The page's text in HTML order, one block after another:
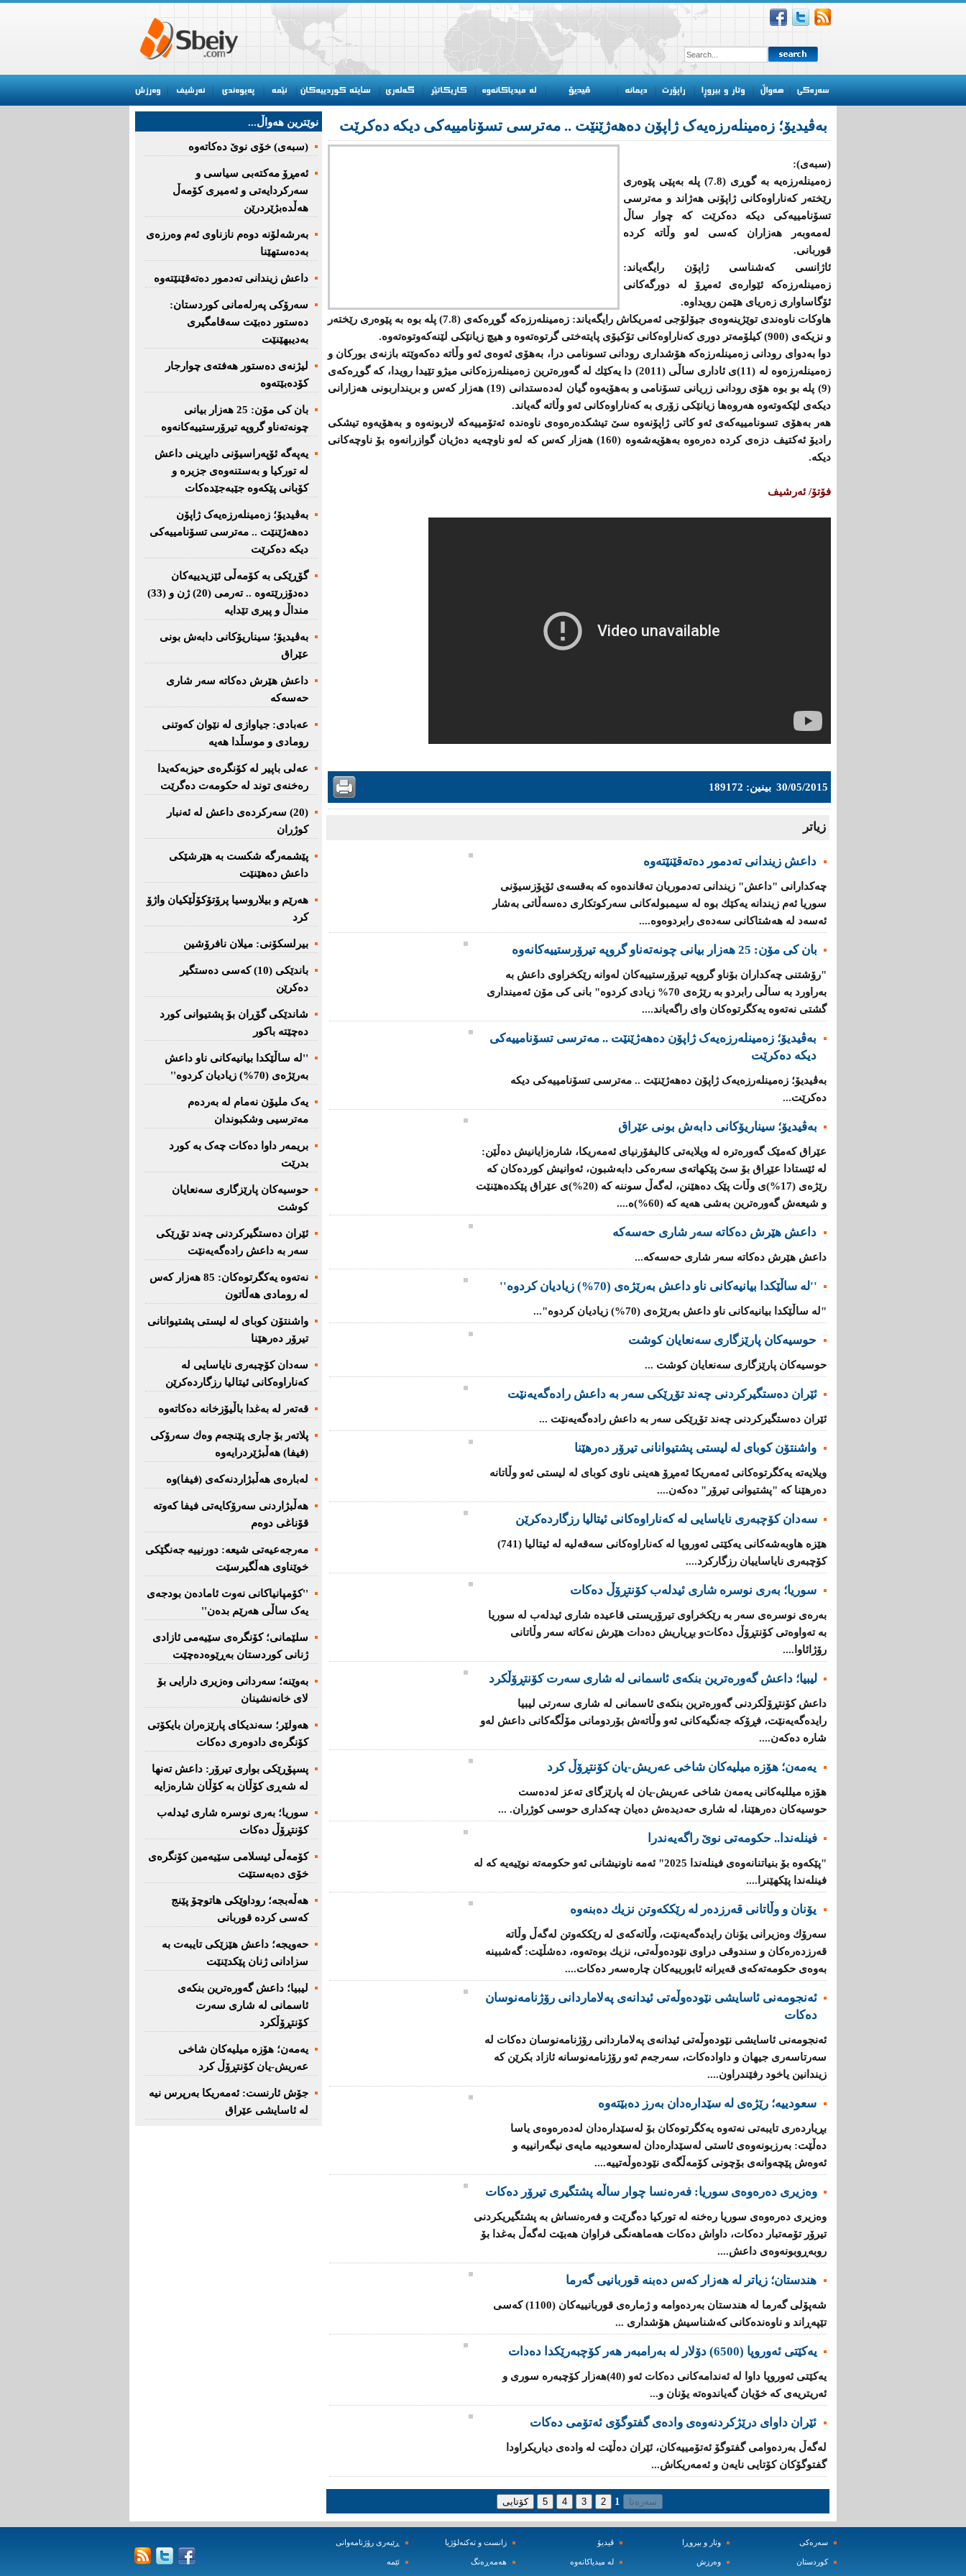
بەڤیدیۆ؛ زەمینلەرزەیەک ژاپۆن دەهەژێنێت .. مەترسی تسۆنامییەکی دیکە دەکرێت
(سبەی):
زەمینلەرزەیە بە گوڕی (7.8) پلە بەپێی پێوەری
رێختەر کەناراوەکانی ژاپۆنی هەژاند و مەترسی
تسۆنامییەکی دیکە دەکرێت کە چوار ساڵ
لەمەوبەر هەزاران کەسی لەو وڵاتە کردە
قوربانی.
ئاژانسی كه‌شناسی ژاپۆن رایگه‌یاند:
زەمینله‌رزه‌كه‌ ئێوارەی ئەمڕۆ‌ له‌ دورگه‌كانی
ئۆگاساواری زه‌ریای هێمن رویداوه.
هاوکات ناوه‌ندی توێژینه‌وه‌ی جیۆلۆجی ئه‌مریكاش رایگه‌یاند: زەمینله‌رزه‌كه‌ گوڕه‌كه‌ی (7.8) پله‌ بوه‌ به‌ پێوه‌ری رێخته‌ر
و نزیكه‌ی (900) كیلۆمەتر دوری كه‌ناراوه‌كانی تۆكیۆی پایته‌ختی گرتوەته‌وه و هیچ زیانێکی لێنەکەوتوەتەوە.
دوا به‌دوای رودانی زەمینله‌رزه‌كه‌ هۆشداری رودانی تسونامی درا، بەهۆی ئەوەی ئەو وڵاتە‌ ده‌كه‌وێته‌ بازنه‌ی بوركان و
زەمینله‌رزه‌وه‌ له‌ (11)ی ئاداری ساڵی (2011) دا یه‌كێك له‌ گه‌وره‌ترین زەمینله‌رزه‌كانی میژو تێیدا رویدا، كه‌ گوڕه‌كه‌ی
(9) پله‌ بو بوه‌ هۆی رودانی زریانی تسۆنامی و بەهۆیەوە گیان له‌ده‌ستدانی (19) هه‌زار كه‌س و برینداربونی هه‌زارانی
دیكه‌ی لێكه‌وته‌وه‌ هه‌روه‌ها زیانێكی زۆری به‌ كه‌ناراوه‌كانی ئه‌و وڵاته‌ گه‌یاند.
هەر بەهۆی تسونامییه‌كه‌ی ئەو کاتی ژاپۆنەوە‌ سێ تیشكده‌ره‌وه‌ی ناوه‌نده‌ ئه‌تۆمییه‌كه‌ لاربونه‌وه‌ و به‌هۆیه‌وه‌ تیشكی
رادیۆ ئه‌كتیف دزه‌ی كرده‌ ده‌ره‌وه‌ بەهۆیه‌شه‌وه‌ (160) هه‌زار كه‌س كه‌ له‌و ناوچه‌یه‌ ده‌ژیان گوازرانه‌وه‌ بۆ ناوچه‌كانی
دیكه‌.
فۆتۆ/ ئەرشیف
30/05/2015 بینین: 189172
زیاتر
داعش زیندانی تەدمور دەتەقێنێتەوە
چەكدارانی "داعش" زیندانی تەدموریان تەقاندەوە كە بەقسەی ئۆپۆزسیۆنی
سوریا ئەم زیندانە یەكێك بوە لە سیمبولەكانی سەركوتكاری دەسەڵاتی بەشار
ئەسەد لە هەشتاكانی سەدەی رابردوەوە....
بان كی مۆن: 25 هەزار بیانی چونەتەناو گروپە تیرۆرستییەكانەوە
"رۆشتنی چەكداران بۆناو گروپە تیرۆرستییەكان لەوانە رێكخراوی داعش بە
بەراورد بە ساڵی رابردو بە رێژەی 70% زیادی كردوە" بانی كی مۆن ئەمینداری
گشتی نەتەوە یەكگرتوەكان وای راگەیاند....
بەڤیدیۆ؛ زەمینلەرزەیەک ژاپۆن دەهەژێنێت .. مەترسی تسۆنامییەکی
دیکە دەکرێت
بەڤیدیۆ؛ زەمینلەرزەیەک ژاپۆن دەهەژێنێت .. مەترسی تسۆنامییەکی دیکە
دەکرێت...
بەڤیدیۆ؛ سیناریۆکانی دابەش بونی عێراق
عێراق کەمێک گەورەترە لە ویلایەتی کالیفۆرنیای ئەمەریکا، شارەزایانیش دەڵێن:
لە ئێستادا عێڕاق بۆ سێ پێکهاتەی سەرەکی دابەشبون، ئەوانیش کوردەکان کە
رێژەی (17%)ی وڵات پێک دەهێنن، لەگەڵ سوننە کە (20%)ی عێراق پێکدەهێنێت
و شیعەش گەورەترین بەشی هەیە کە (60%)ە....
داعش هێرش دەکاتە سەر شاری حەسەکە
داعش هێرش دەکاتە سەر شاری حەسەکە...
''لە ساڵێکدا بیانیه‌كانی ناو داعش بەرێژەى (70%) زیادیان کردوە''
"لە ساڵێکدا بیانیه‌كانی ناو داعش بەرێژەى (70%) زیادیان کردوە"...
حوسیەکان پارێزگارى سەنعایان کوشت
حوسیەکان پارێزگارى سەنعایان کوشت ...
ئێران دەستگیرکردنى چه‌ند تۆڕێكی‌ سه‌ر به‌ داعش رادەگەیەنێت
ئێران دەستگیرکردنى چه‌ند تۆڕێكی‌ سه‌ر به‌ داعش رادەگەیەنێت ...
واشنتۆن كوبای لە لیستی پشتیوانانی تیرۆر دەرهێنا
ویلایەتە یەكگرتوەكانی ئەمەریكا ئەمڕۆ هەینی ناوی كوبای لە لیستی ئەو وڵاتانە
دەرهێنا كە "پشتیوانی تیرۆر" دەكەن....
سەدان كۆچبەری نایاسایی لە كەناراوەكانی ئیتالیا رزگاردەكرێن
هێزە هاوبەشەكانی یەكێتی ئەوروپا لە كەناراوەكانی سەقەلیە لە ئیتالیا (741)
كۆچبەری نایاساییان رزگاركرد....
سوریا؛ بەری نوسرە شاری ئیدلەب كۆنتڕۆڵ دەكات
بەرەی نوسرەی سەر بە رێكخراوی تیرۆریستی قاعیدە شاری ئیدلەب لە سوریا
بە تەواوەتی كۆنتڕۆڵ دەكات‌و بڕیاریش دەدات هێرش نەكاتە سەر وڵاتانی
رۆژائاوا....
لیبیا؛ داعش گەورەترین بنكەی ئاسمانی لە شاری سەرت کۆنتڕۆڵکرد
داعش كۆنتڕۆڵکردنی گەورەترین بنكەی ئاسمانی لە شاری سەرتی لیبیا
رایدەگەیەنێت، فڕۆكە جەنگیەكانی ئەو وڵاتەش بۆردومانی مۆڵگەكانی داعش لەو
شارە دەكەن....
یەمەن؛ هۆزە میلیەكان شاخی عەریش-یان كۆنتڕۆڵ كرد
هۆزە میللیەكانی یەمەن شاخی عەریش-یان لە پارێزگای تەعز لەدەست
حوسیەكان دەرهێنا، لە شاری حەدیدەش دەیان چەكداری حوسی كوژران. ...
فینلەندا.. حكومەتی نوێ راگەیەندرا
"پێكەوە بۆ بنیاتنانەوەی فینلەندا 2025" ئەمە ناونیشانی ئەو حكومەتە نوێیەیە كە لە
فینلەندا پێكهێنرا....
یۆنان‌ و وڵاتانی‌ قه‌رزده‌ر له‌ رێککەوتن نزیك ده‌بنه‌وه‌
سه‌رۆك وه‌زیرانی‌ یۆنان رایده‌گه‌یه‌نێت، وڵاته‌كه‌ی‌ له‌ رێکكه‌وتن له‌گه‌ڵ وڵاته‌
قه‌رزده‌ره‌كان‌ و سندوقی‌ دراوی‌ نێوده‌وڵه‌تی، نزیك بوه‌ته‌وه‌، ده‌شڵێت: گه‌شبینه‌
به‌وه‌ی‌ حكومه‌ته‌كه‌ی‌ قه‌یرانه‌ ئابورییه‌كان چاره‌سه‌ر ده‌كات....
ئه‌نجومه‌نی ئاسایشی نێوده‌وڵه‌تی ئیدانه‌ی په‌لاماردانی رۆژنامه‌نوسان
ده‌كات
ئه‌نجومه‌نی ئاسایشی نێوده‌وڵه‌تی ئیدانه‌ی په‌لاماردانی رۆژنامه‌نوسان ده‌كات له‌
سه‌رتاسه‌ری جیهان و داواده‌كات، سه‌رجه‌م ئه‌و رۆژنامه‌نوسانه‌ ئازاد بكرێن كه‌
زیندانین یاخود رفێندراون....
سعودییە؛ رێژەی لە سێدارەدان بەرز دەبێتەوە
بڕیارده‌ری تایبه‌تی نه‌ته‌وه‌ یه‌كگرتوه‌كان بۆ له‌سێداره‌دان له‌ده‌ره‌وه‌ی یاسا
ده‌ڵێت: به‌رزبونه‌وه‌ی ئاستی له‌سێداره‌دان له‌سعودییه‌ مایه‌ی نیگه‌رانییه‌ و
ئه‌وه‌ش پێچه‌وانه‌ی بۆچونی كۆمه‌ڵگه‌ی‌ نێوده‌وڵه‌تییه‌....
وەزیری دەرەوەی سوریا: فه‌ره‌نسا چوار ساڵه‌ پشتگیری تیرۆر ده‌كات
وه‌زیری ده‌ره‌وه‌ی سوریا ره‌خنه‌ له‌ توركیا ده‌گرێت و فه‌ره‌نساش به‌ پشتگیریكردنی
تیرۆر تۆمه‌تبار ده‌كات، داواش ده‌كات هه‌ماهه‌نگی فراوان هه‌بێت له‌گه‌ڵ به‌غدا بۆ
روبه‌ڕوبونه‌وه‌ی داعش....
هندستان؛ زیاتر لە هەزار کەس دەبنە قوربانیی گەرما
شه‌پۆلی‌ گه‌رما له‌ هندستان به‌رده‌وامه‌ و ژماره‌ی‌ قوربانییه‌كان (1100) کەسی
تێپه‌ڕاند و ناوه‌نده‌كانی‌ كه‌شناسیش هۆشداری‌ ...
یه‌كێتی‌ ئه‌وروپا (6500) دۆلار له‌ به‌رامبه‌ر هه‌ر كۆچبه‌رێكدا ده‌دات
یه‌كێتی‌ ئه‌وروپا داوا له‌ ئه‌ندامه‌كانی‌ ده‌كات ئه‌و (40)هه‌زار كۆچبه‌ره‌ سوری‌ و
ئه‌ریتریه‌ی‌ کە خۆیان گه‌یاندوه‌ته‌ یۆنان و...
ئێران داوای‌ درێژكردنه‌وه‌ی‌ واده‌ی‌ گفتوگۆی ئەتۆمی ده‌كات
له‌گه‌ڵ به‌رده‌وامی‌ گفتوگۆ ئه‌تۆمییه‌كان، ئێران ده‌ڵێت له‌ واده‌ی‌ دیاریكراودا
گفتوگۆكان كۆتایی‌ نایه‌ن و ئەمەریکاش...
1
نوێترین هه‌واڵ...
(سبەى) خۆى نوێ دەکاتەوە
ئه‌مڕۆ مه‌كته‌بی‌ سیاسی‌ و
سه‌ركردایه‌تی‌ و ئه‌میری‌ كۆمه‌ڵ
هەڵدەبژێردرێن
به‌رشه‌لۆنه‌ دوه‌م نازناوی ئه‌م وه‌رزه‌ی
به‌ده‌ستهێنا
داعش زیندانی تەدمور دەتەقێنێتەوە
سەرۆكی پەرلەمانی كوردستان:
دەستور دەبێت سەقامگیری
بەدیبهێنێت
لیژنەی دەستور هەفتەی چوارجار
كۆدەبێتەوە
بان كی مۆن: 25 هەزار بیانی
چونەتەناو گروپە تیرۆرستییەكانەوە
یەپەگە ئۆپەراسیۆنی دابڕینی داعش
لە تورکیا و بەستنەوەی جزیرە و
کۆبانی پێکەوە جێبەجێدەکات
بەڤیدیۆ؛ زەمینلەرزەیەک ژاپۆن
دەهەژێنێت .. مەترسی تسۆنامییەکی
دیکە دەکرێت
گۆڕێکی بە کۆمەڵی ئێزیدییەکان
دەدۆزرێتەوە .. تەرمی (20) ژن و (33)
منداڵ و پیری تێدایە
بەڤیدیۆ؛ سیناریۆکانی دابەش بونی
عێراق
داعش هێرش دەکاتە سەر شاری
حەسەکە
عه‌بادی: جیاوازی له‌ نێوان کەوتنی
رومادی و موسڵدا هه‌یه‌
عەلی باپیر لە کۆنگرەی حیزبەکەیدا
رەخنەی توند لە حکومەت دەگرێت
(20) سه‌ركرده‌ی داعش لە ئەنبار
کوژران
پێشمەرگە شكست بە هێرشێكی
داعش دەهێنێت
هەرێم و بیلاروسیا پرۆتۆکۆڵێکیان واژۆ
کرد
بیرلسكۆنی: میلان نافرۆشین
باندێکی (10) کەسى دەستگیر
دەکرێن
شاندێکى گۆڕان بۆ پشتیوانی کورد
دەچێتە باکور
''لە ساڵێکدا بیانیه‌كانی ناو داعش
بەرێژەى (70%) زیادیان کردوە''
یەک ملیۆن نەمام لە بەردەم
مەترسیی وشکبوندان
بریمه‌ر داوا دەکات چەک بە کورد
بدرێت
حوسیەکان پارێزگارى سەنعایان
کوشت
ئێران دەستگیرکردنى چه‌ند تۆڕێكی‌
سه‌ر به‌ داعش رادەگەیەنێت
نەتەوە یەكگرتوەكان: 85 هەزار كەس
لە رومادی هەڵاتون
واشنتۆن كوبای لە لیستی پشتیوانانی
تیرۆر دەرهێنا
سەدان كۆچبەری نایاسایی لە
كەناراوەكانی ئیتالیا رزگاردەكرێن
قەتەر لە بەغدا باڵیۆزخانە دەكاتەوە
پلاتەر بۆ جاری پێنجەم وەك سەرۆكی
(فیفا) هەڵبژێردرایەوە
لەبارەی هەڵبژاردنەكەی (فیفا)وە
هەڵبژاردنی سەرۆكایەتی فیفا كەوتە
قۆناغی دوەم
مەرجەعیەتی شیعە: دورنییە جەنگێكی
خوێناوی هەڵگیرسێت
''کۆمپانیاکانی نەوت ئامادەن بودجەی
یەک ساڵی هەرێم بدەن''
سلێمانی؛ كۆنگرەی سێیەمی ئازادی
ژنانی كوردستان بەڕێوەدەچێت
بەوێنە؛ سەردانی وەزیری دارایی بۆ
لای خانەنشینان
هەولێر؛ سەندیكای پارێزەران بایكۆتی
كۆنگرەی دادوەری دەكات
پسپۆڕێكی بواری تیرۆر: داعش تەنها
لە شەڕی كۆڵان بە كۆڵان شارەزایە
سوریا؛ بەری نوسرە شاری ئیدلەب
كۆنتڕۆڵ دەكات
كۆمەڵی ئیسلامی سێیەمین كۆنگرەی
خۆی دەبەستێت
هەڵەبجە؛ روداوێکی هاتوچۆ پێنج
کەسی کردە قوربانی
حەویجە؛ داعش هێزێكی تایبەت بە
سزادانی ژنان پێكدێنێت
لیبیا؛ داعش گەورەترین بنكەی
ئاسمانی لە شاری سەرت
کۆنتڕۆڵکرد
یەمەن؛ هۆزە میلیەكان شاخی
عەریش-یان كۆنتڕۆڵ كرد
جۆش ئارنست: ئەمەریكا بەرپرس نیە
لە ئاسایشی عێراق
سه‌ره‌کی
کوردستان
وتار و بیروڕا
وه‌رزش‌
ڤیدیۆ
له‌ میدیاکانه‌وه‌
زانست و ته‌کنه‌لۆژیا
هه‌مه‌ڕه‌نگ
ڕێبه‌ری رۆژنامه‌وانی
ئێمه‌